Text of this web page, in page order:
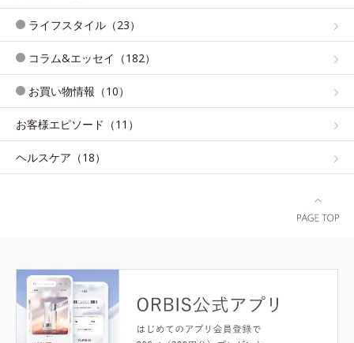
ライフスタイル（23）
コラム&エッセイ（182）
お買い物情報（10）
お客様エピソード（11）
ヘルスケア（18）